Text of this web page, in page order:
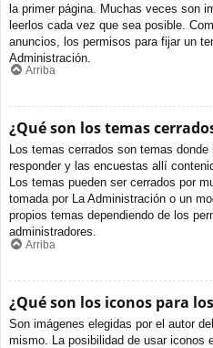
la primer página. Muchas veces son
leerlos cada vez que sea posible.
anuncios, los permisos para fijar un
Administración.
Arriba
¿Qué son los temas
Los temas cerrados son temas
responder y las encuestas allí
Los temas pueden ser cerrados por
tomada por La Administración o un
propios temas dependiendo de los
administradores.
Arriba
¿Qué son los iconos para
Son imágenes elegidas por el autor
mismo. La posibilidad de usar iconos